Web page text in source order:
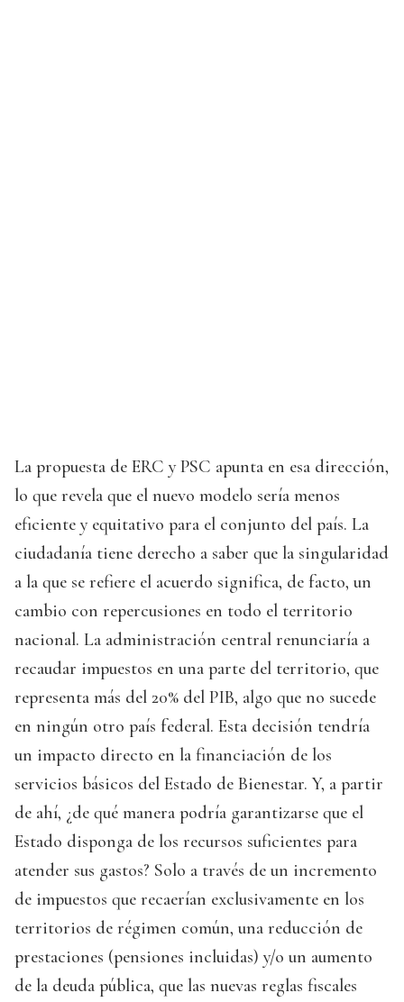
La propuesta de ERC y PSC apunta en esa dirección,
lo que revela que el nuevo modelo sería menos
eficiente y equitativo para el conjunto del país. La
ciudadanía tiene derecho a saber que la singularidad
a la que se refiere el acuerdo significa, de facto, un
cambio con repercusiones en todo el territorio
nacional. La administración central renunciaría a
recaudar impuestos en una parte del territorio, que
representa más del 20% del PIB, algo que no sucede
en ningún otro país federal. Esta decisión tendría
un impacto directo en la financiación de los
servicios básicos del Estado de Bienestar. Y, a partir
de ahí, ¿de qué manera podría garantizarse que el
Estado disponga de los recursos suficientes para
atender sus gastos? Solo a través de un incremento
de impuestos que recaerían exclusivamente en los
territorios de régimen común, una reducción de
prestaciones (pensiones incluidas) y/o un aumento
de la deuda pública, que las nuevas reglas fiscales